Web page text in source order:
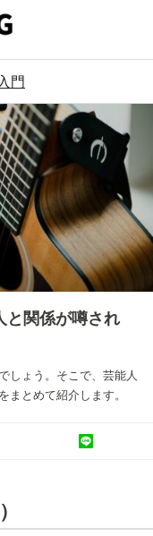
門
と関係が噂され
しょう。そこで、芸能人
まとめて紹介します。